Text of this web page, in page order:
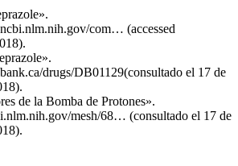
com… (accessed
drugs/DB01129(consultado el 17 de
de la Bomba de Protones».
mesh/68… (consultado el 17 de